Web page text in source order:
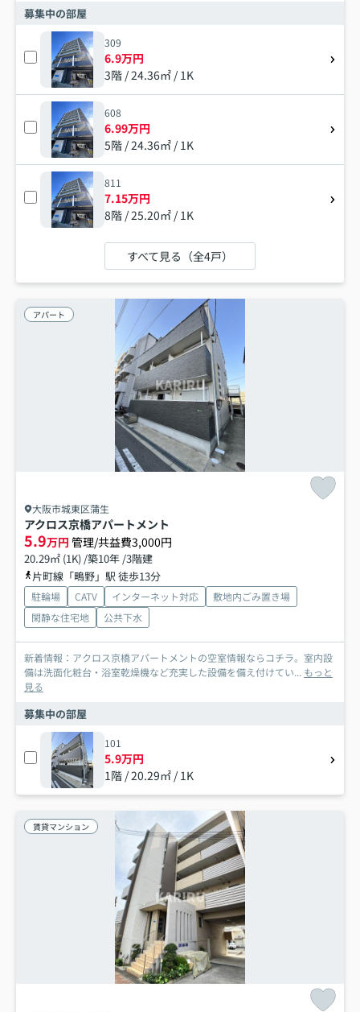
募集中の部屋
309
6.9万円
3階 / 24.36㎡ / 1K
608
6.99万円
5階 / 24.36㎡ / 1K
811
7.15万円
8階 / 25.20㎡ / 1K
すべて見る（全4戸）
アパート
大阪市城東区蒲生
アクロス京橋アパートメント
5.9万円 管理/共益費3,000円
20.29㎡ (1K) /築10年 /3階建
片町線「鴫野」駅 徒歩13分
駐輪場 CATV インターネット対応
敷地内ごみ置き場
閑静な住宅地
公共下水
新着情報：アクロス京橋アパートメントの空室情報ならコチラ。室内設
備は洗面化粧台・浴室乾燥機など充実した設備を備え付けてい... もっと
見る
募集中の部屋
101
5.9万円
1階 / 20.29㎡ / 1K
賃貸マンション